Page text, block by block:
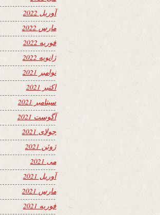
آوریل 2022
مارس 2022
فوریه 2022
ژانویه 2022
نوامبر 2021
اکتبر 2021
سپتامبر 2021
آگوست 2021
جولای 2021
ژوئن 2021
می 2021
آوریل 2021
مارس 2021
فوریه 2021